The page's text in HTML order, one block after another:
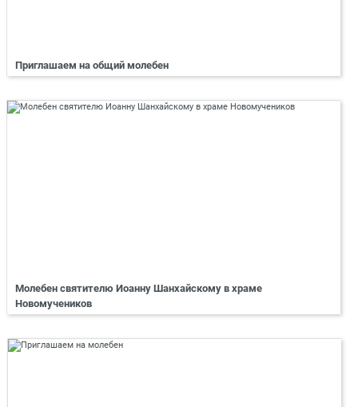
Приглашаем на общий молебен
Молебен святителю Иоанну Шанхайскому в храме
Новомучеников